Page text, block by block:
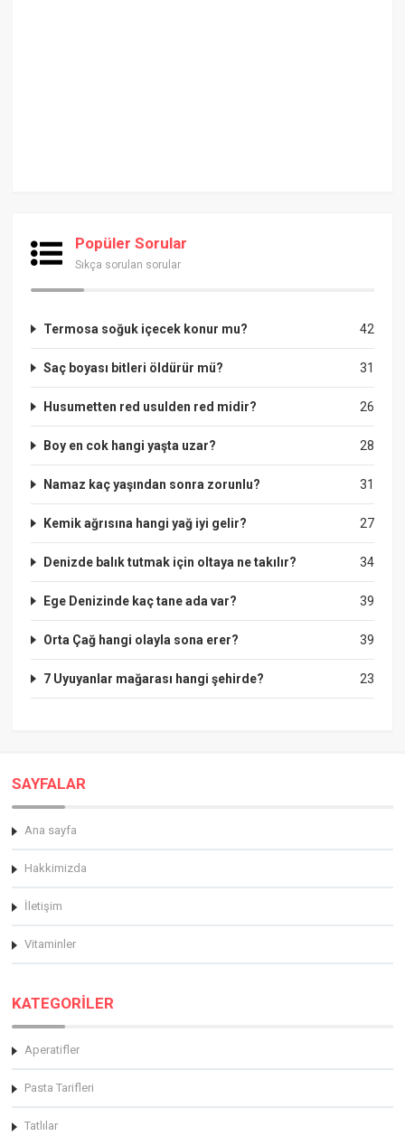
Popüler Sorular
Sıkça sorulan sorular
42
Termosa soğuk içecek konur mu?
31
Saç boyası bitleri öldürür mü?
26
Husumetten red usulden red midir?
28
Boy en cok hangi yaşta uzar?
31
Namaz kaç yaşından sonra zorunlu?
27
Kemik ağrısına hangi yağ iyi gelir?
34
Denizde balık tutmak için oltaya ne takılır?
39
Ege Denizinde kaç tane ada var?
39
Orta Çağ hangi olayla sona erer?
23
7 Uyuyanlar mağarası hangi şehirde?
SAYFALAR
Ana sayfa
Hakkimizda
İletişim
Vitaminler
KATEGORİLER
Aperatifler
Pasta Tarifleri
Tatlılar